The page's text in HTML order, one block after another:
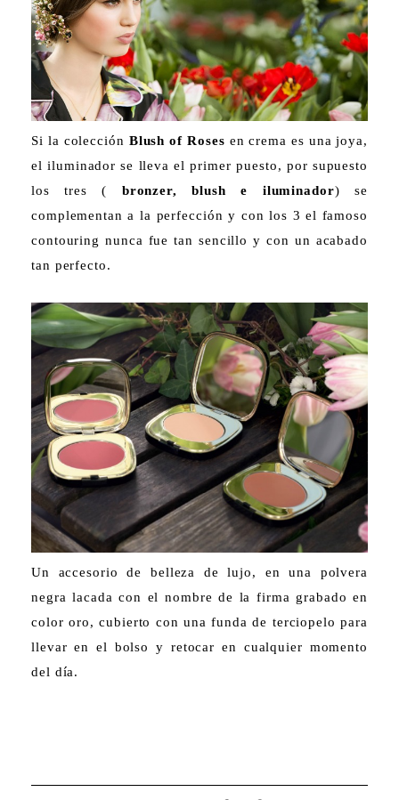
Si la colección Blush of Roses en crema es una joya,
el iluminador se lleva el primer puesto, por supuesto
los tres ( bronzer, blush e iluminador) se
complementan a la perfección y con los 3 el famoso
contouring nunca fue tan sencillo y con un acabado
tan perfecto.
Un accesorio de belleza de lujo, en una polvera
negra lacada con el nombre de la firma grabado en
color oro, cubierto con una funda de terciopelo para
llevar en el bolso y retocar en cualquier momento
del día.